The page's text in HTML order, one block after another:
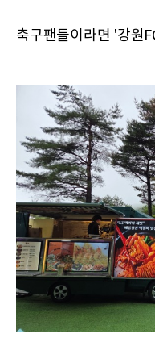
축구팬들이라면 '강원